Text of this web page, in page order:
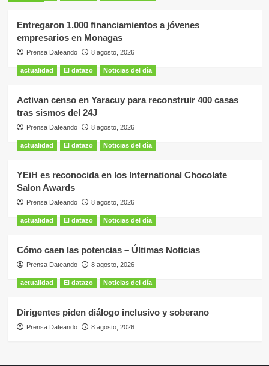
Entregaron 1.000 financiamientos a jóvenes
empresarios en Monagas
Prensa Dateando 8 agosto, 2026
actualidad El datazo Noticias del día
Activan censo en Yaracuy para reconstruir 400 casas
tras sismos del 24J
Prensa Dateando 8 agosto, 2026
actualidad El datazo Noticias del día
YEiH es reconocida en los International Chocolate
Salon Awards
Prensa Dateando 8 agosto, 2026
actualidad El datazo Noticias del día
Cómo caen las potencias – Últimas Noticias
Prensa Dateando 8 agosto, 2026
actualidad El datazo Noticias del día
Dirigentes piden diálogo inclusivo y soberano
Prensa Dateando 8 agosto, 2026